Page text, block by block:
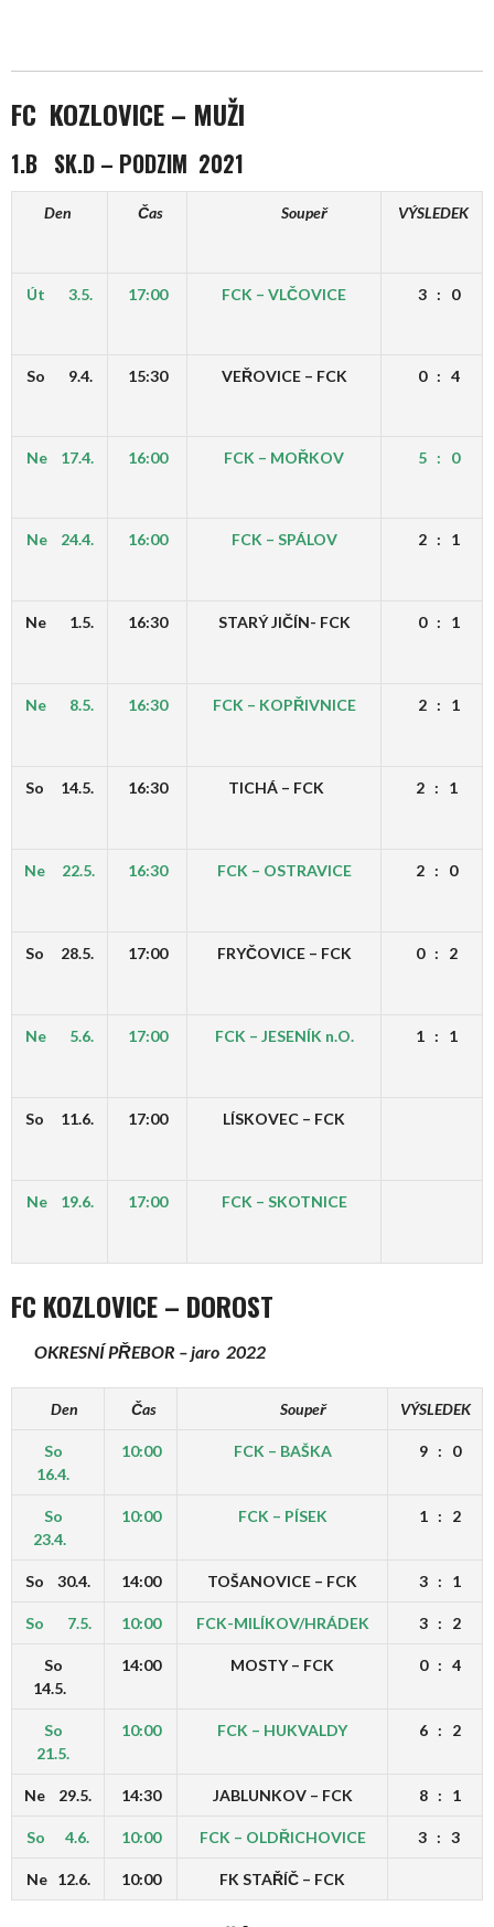
FC KOZLOVICE– MUŽI
1.B SK.D – PODZIM 2021
Den Čas Soupeř VÝSLEDEK
Út 3.5. 17:00 FCK – VLČOVICE 3 : 0
So 9.4. 15:30 VEŘOVICE – FCK 0 : 4
Ne 17.4. 16:00 FCK – MOŘKOV 5 : 0
Ne 24.4. 16:00 FCK – SPÁLOV 2 : 1
Ne 1.5. 16:30 STARÝ JIČÍN- FCK 0 : 1
Ne 8.5. 16:30 FCK – KOPŘIVNICE 2 : 1
So 14.5. 16:30 TICHÁ – FCK 2 : 1
Ne 22.5. 16:30 FCK – OSTRAVICE 2 : 0
So 28.5. 17:00 FRYČOVICE – FCK 0 : 2
Ne 5.6. 17:00 FCK – JESENÍK n.O. 1 : 1
So 11.6. 17:00 LÍSKOVEC – FCK
Ne 19.6. 17:00 FCK – SKOTNICE
FC KOZLOVICE – DOROST
OKRESNÍ PŘEBOR – jaro 2022
Den Čas Soupeř VÝSLEDEK
So
16.4.
10:00 FCK – BAŠKA 9 : 0
So
23.4.
10:00 FCK – PÍSEK 1 : 2
So 30.4. 14:00 TOŠANOVICE – FCK 3 : 1
So 7.5. 10:00 FCK-MILÍKOV/HRÁDEK 3 : 2
So
14.5.
14:00 MOSTY – FCK 0 : 4
So
21.5.
10:00 FCK – HUKVALDY 6 : 2
Ne 29.5. 14:30 JABLUNKOV – FCK 8 : 1
So 4.6. 10:00 FCK – OLDŘICHOVICE 3 : 3
Ne 12.6. 10:00 FK STAŘÍČ – FCK